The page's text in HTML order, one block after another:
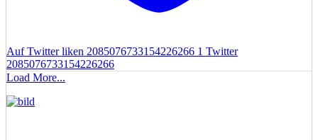
Auf Twitter liken 2085076733154226266 1 Twitter
2085076733154226266
Load More...